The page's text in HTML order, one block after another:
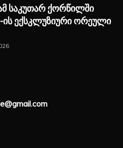
საკუთარ ქორწილში
ის ექსკლუზიური ორეული